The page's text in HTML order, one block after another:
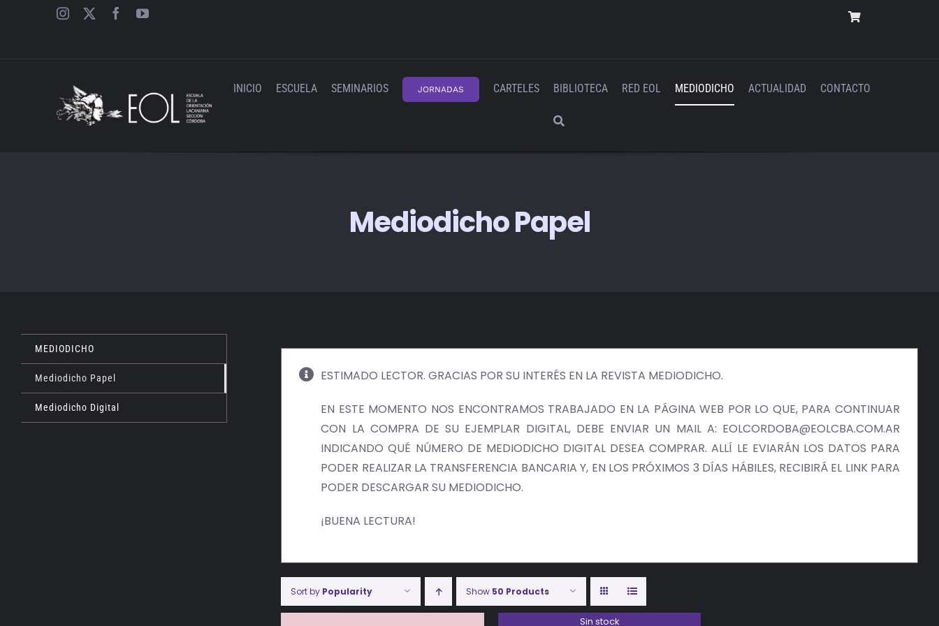
INICIO ESCUELA SEMINARIOS JORNADAS CARTELES BIBLIOTECA RED EOL MEDIODICHO ACTUALIDAD CONTACTO
Mediodicho Papel
ESTIMADO LECTOR. GRACIAS POR SU INTERÉS EN LA REVISTA MEDIODICHO.
EN ESTE MOMENTO NOS ENCONTRAMOS TRABAJADO EN LA PÁGINA WEB POR LO QUE, PARA CONTINUAR
CON LA COMPRA DE SU EJEMPLAR DIGITAL, DEBE ENVIAR UN MAIL A: EOLCORDOBA@EOLCBA.COM.AR
INDICANDO QUÉ NÚMERO DE MEDIODICHO DIGITAL DESEA COMPRAR. ALLÍ LE EVIARÁN LOS DATOS PARA
PODER REALIZAR LA TRANSFERENCIA BANCARIA Y, EN LOS PRÓXIMOS 3 DÍAS HÁBILES, RECIBIRÁ EL LINK PARA
PODER DESCARGAR SU MEDIODICHO.
¡BUENA LECTURA!
Sort by Popularity Show 50 Products
Sin stock
MEDIODICHO
Mediodicho Papel
Mediodicho Digital